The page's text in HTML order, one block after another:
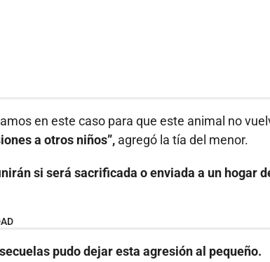
en este caso para que este animal no
a otros niños”, agregó la tía del menor.
si será sacrificada o enviada a un hogar
pudo dejar esta agresión al pequeño.